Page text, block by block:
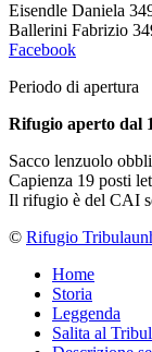
Eisendle Daniela
Ballerini Fabrizio
Facebook
Periodo di apertura
Rifugio aperto dal
Sacco lenzuolo
Capienza 19 posti
Il rifugio è del CAI
© Rifugio
Home
Storia
Leggenda
Salita al